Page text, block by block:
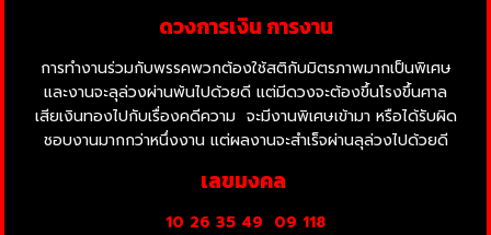
ดวงการเงิน การงาน
การทำงานร่วมกับพรรคพวกต้องใช้สติกับมิตรภาพมากเป็นพิเศษ
และงานจะลุล่วงผ่านพ้นไปด้วยดี แต่มีดวงจะต้องขึ้นโรงขึ้นศาล
เสียเงินทองไปกับเรื่องคดีความ จะมีงานพิเศษเข้ามา หรือได้รับผิด
ชอบงานมากกว่าหนึ่งงาน แต่ผลงานจะสำเร็จผ่านลุล่วงไปด้วยดี
เลขมงคล
10 26 35 49 09 118